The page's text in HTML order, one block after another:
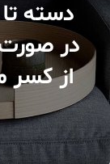
دسته
در
از کسر